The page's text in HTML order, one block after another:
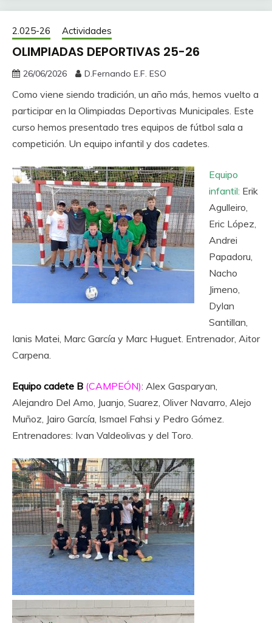
2.025-26 Actividades
OLIMPIADAS DEPORTIVAS 25-26
26/06/2026 D.Fernando E.F. ESO
Como viene siendo tradición, un año más, hemos vuelto a
participar en la Olimpiadas Deportivas Municipales. Este
curso hemos presentado tres equipos de fútbol sala a
competición. Un equipo infantil y dos cadetes.
Equipo
infantil: Erik
Agulleiro,
Eric López,
Andrei
Papadoru,
Nacho
Jimeno,
Dylan
Santillan,
Ianis Matei, Marc García y Marc Huguet. Entrenador, Aitor
Carpena.
Equipo cadete B (CAMPEÓN): Alex Gasparyan,
Alejandro Del Amo, Juanjo, Suarez, Oliver Navarro, Alejo
Muñoz, Jairo García, Ismael Fahsi y Pedro Gómez.
Entrenadores: Ivan Valdeolivas y del Toro.